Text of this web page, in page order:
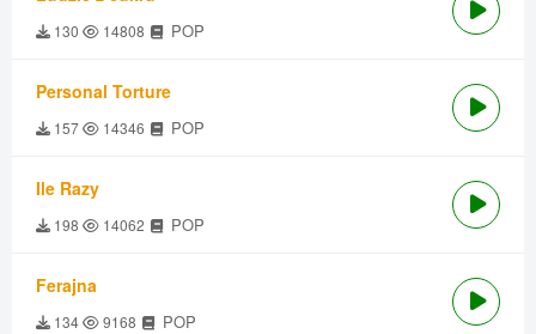
130 14808 POP
Personal Torture
157 14346 POP
Ile Razy
198 14062 POP
Ferajna
134 9168 POP